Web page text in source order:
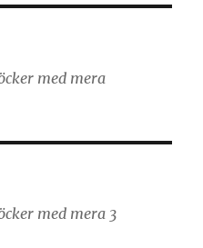
med mera
med mera 3